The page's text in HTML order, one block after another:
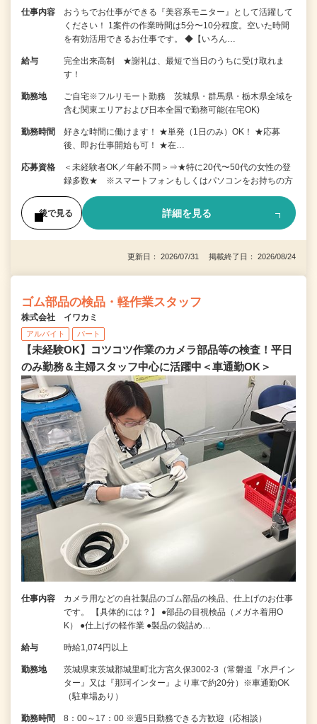
仕事内容
おうちでお仕事ができる『美容系モニター』として活躍して
ください！ 1案件の作業時間は5分〜10分程度。空いた時間
を有効活用できるお仕事です。 ◆【いろん…
給与
完全出来高制 ★謝礼は、最短で当日のうちに受け取れま
す！
勤務地
ご自宅※フルリモート勤務 茨城県・群馬県・栃木県全域を
含む関東エリアおよび日本全国で勤務可能(在宅OK)
勤務時間
好きな時間に働けます！ ★単発（1日のみ）OK！ ★応募
後、即お仕事開始も可！ ★在…
応募資格
＜未経験者OK／年齢不問＞⇒★特に20代〜50代の女性の登
録多数★ ※スマートフォンもしくはパソコンをお持ちの方
後で見る 詳細を見る
更新日： 2026/07/31 掲載終了日： 2026/08/24
ゴム部品の検品・軽作業スタッフ
株式会社 イワカミ
アルバイト パート
【未経験OK】コツコツ作業のカメラ部品等の検査！平日
のみ勤務＆主婦スタッフ中心に活躍中＜車通勤OK＞
仕事内容
カメラ用などの自社製品のゴム部品の検品、仕上げのお仕事
です。 【具体的には？】 ●部品の目視検品（メガネ着用O
K） ●仕上げの軽作業 ●製品の袋詰め…
給与 時給1,074円以上
勤務地
茨城県東茨城郡城里町北方宮久保3002-3（常磐道『水戸イン
ター』又は『那珂インター』より車で約20分）※車通勤OK
（駐車場あり）
勤務時間 8：00～17：00 ※週5日勤務できる方歓迎（応相談）